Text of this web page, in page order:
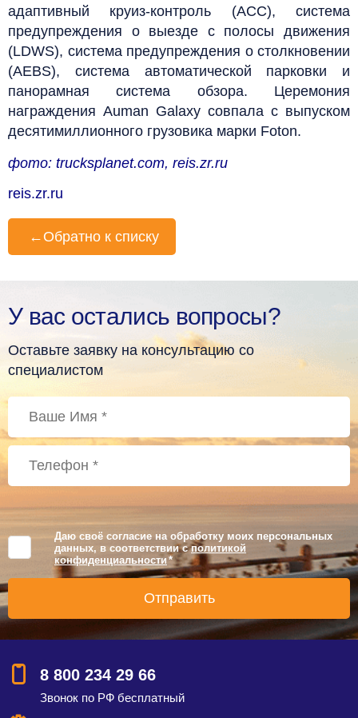
адаптивный круиз-контроль (ACC), система
предупреждения о выезде с полосы движения
(LDWS), система предупреждения о столкновении
(AEBS), система автоматической парковки и
панорамная система обзора. Церемония
награждения Auman Galaxy совпала с выпуском
десятимиллионного грузовика марки Foton.
фото: trucksplanet.com, reis.zr.ru
reis.zr.ru
← Обратно к списку
У вас остались вопросы?
Оставьте заявку на консультацию со
специалистом
Даю своё согласие на обработку моих персональных
данных, в соответствии сполитикой
конфиденциальности *
8 800 234 29 66
Звонок по РФ бесплатный